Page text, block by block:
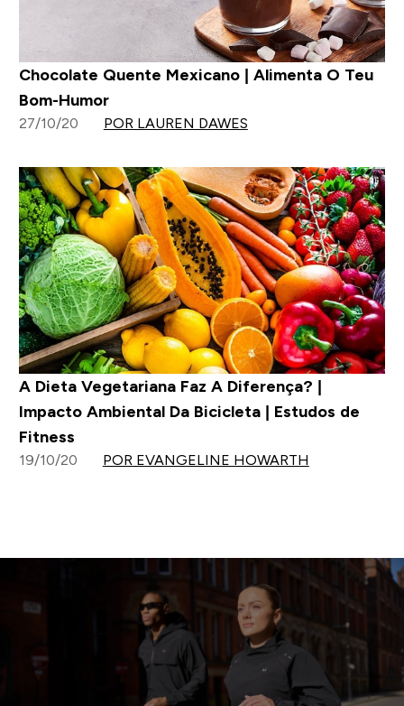
Chocolate Quente Mexicano | Alimenta O Teu
Bom-Humor
27/10/20 POR LAUREN DAWES
A Dieta Vegetariana Faz A Diferença? |
Impacto Ambiental Da Bicicleta | Estudos de
Fitness
19/10/20 POR EVANGELINE HOWARTH